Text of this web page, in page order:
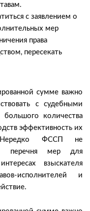
с заявлением о
мер
права
пересекать
сумме важно
с судебными
большого количества
эффективность их
ФССП не
перечня мер для
взыскателя
исполнителей и